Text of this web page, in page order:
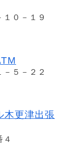
０－１９
５－２２
木更津出張
４